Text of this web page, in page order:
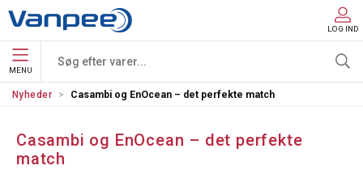
LOG IND
MENU
Nyheder Casambi og EnOcean – det perfekte match
Casambi og EnOcean – det perfekte
match